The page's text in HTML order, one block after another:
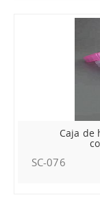
Caja de
SC-076